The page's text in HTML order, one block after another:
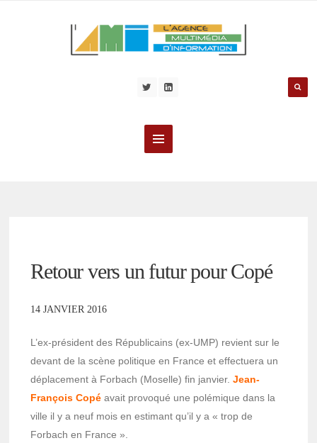
Retour vers un futur pour Copé
14 JANVIER 2016
L’ex-président des Républicains (ex-UMP) revient sur le
devant de la scène politique en France et effectuera un
déplacement à Forbach (Moselle) fin janvier.Jean-
François Copé avait provoqué une polémique dans la
ville il y a neuf mois en estimant qu’il y a « trop de
Forbach en France ».